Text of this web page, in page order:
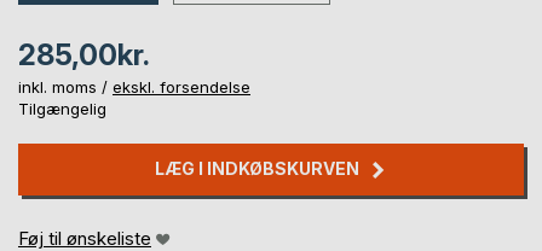
285,00kr.
inkl. moms / ekskl. forsendelse
Tilgængelig
LÆG I INDKØBSKURVEN
Føj til ønskeliste